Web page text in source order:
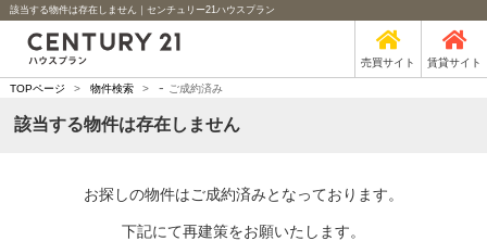
該当する物件は存在しません｜センチュリー21ハウスプラン
売買サイト 賃貸サイト
TOPページ > 物件検索 > - ご成約済み
該当する物件は存在しません
お探しの物件はご成約済みとなっております。
下記にて再建策をお願いたします。